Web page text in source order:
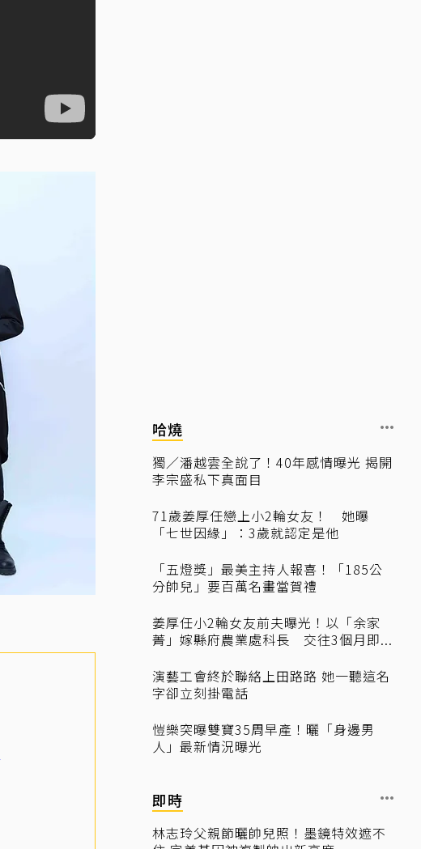
哈燒
獨／潘越雲全說了！40年感情曝光 揭開
李宗盛私下真面目
71歲姜厚任戀上小2輪女友！ 她曝
「七世因緣」：3歲就認定是他
「五燈獎」最美主持人報喜！「185公
分帥兒」要百萬名畫當賀禮
姜厚任小2輪女友前夫曝光！以「余家
菁」嫁縣府農業處科長 交往3個月即...
演藝工會終於聯絡上田路路 她一聽這名
字卻立刻掛電話
愷樂突曝雙寶35周早產！曬「身邊男
人」最新情況曝光
即時
林志玲父親節曬帥兒照！墨鏡特效遮不